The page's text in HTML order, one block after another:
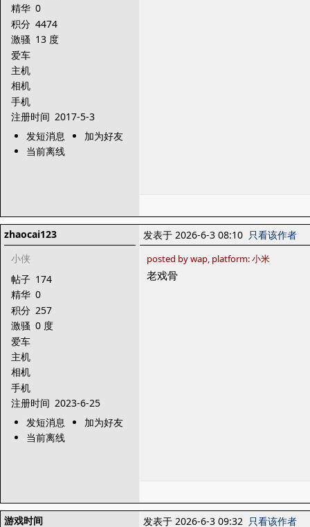
精华 0
积分 4474
激骚 13 度
爱车
主机
相机
手机
注册时间 2017-5-3
发短消息
加为好友
当前离线
zhaocai123
小侠
帖子 174
精华 0
积分 257
激骚 0 度
爱车
主机
相机
手机
注册时间 2023-6-25
发短消息
加为好友
当前离线
发表于 2026-6-3 08:10 只看该作者
posted by wap, platform: 小米
老戏骨
游戏时间
发表于 2026-6-3 09:32 只看该作者